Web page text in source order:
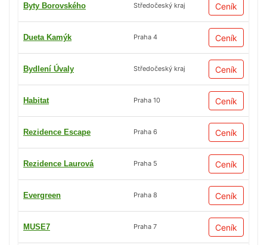
Byty Borovského Středočeský kraj Ceník
Dueta Kamýk Praha 4 Ceník
Bydlení Úvaly Středočeský kraj Ceník
Habitat Praha 10 Ceník
Rezidence Escape Praha 6 Ceník
Rezidence Laurová Praha 5 Ceník
Evergreen Praha 8 Ceník
MUSE7 Praha 7 Ceník